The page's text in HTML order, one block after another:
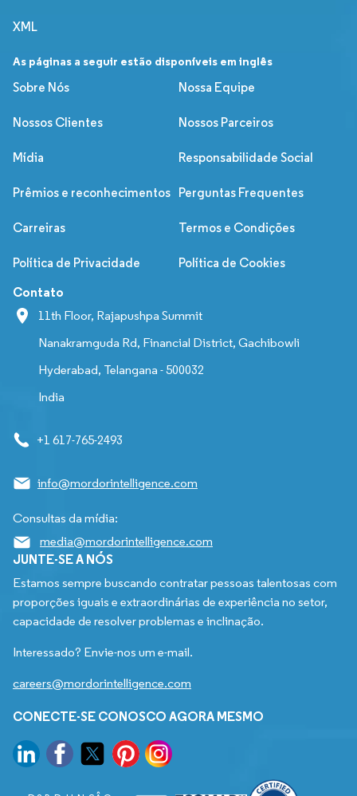
XML
As páginas a seguir estão disponíveis em inglês
Sobre Nós
Nossa Equipe
Nossos Clientes Nossos Parceiros
Mídia Responsabilidade Social
Prêmios e reconhecimentos Perguntas Frequentes
Carreiras Termos e Condições
Política de Privacidade Política de Cookies
Contato
11th Floor, Rajapushpa Summit
Nanakramguda Rd, Financial District, Gachibowli
Hyderabad, Telangana - 500032
India
+1 617-765-2493
info@mordorintelligence.com
Consultas da mídia:
media@mordorintelligence.com
JUNTE-SE A NÓS
Estamos sempre buscando contratar pessoas talentosas com
proporções iguais e extraordinárias de experiência no setor,
capacidade de resolver problemas e inclinação.
Interessado? Envie-nos um e-mail.
careers@mordorintelligence.com
CONECTE-SE CONOSCO AGORA MESMO